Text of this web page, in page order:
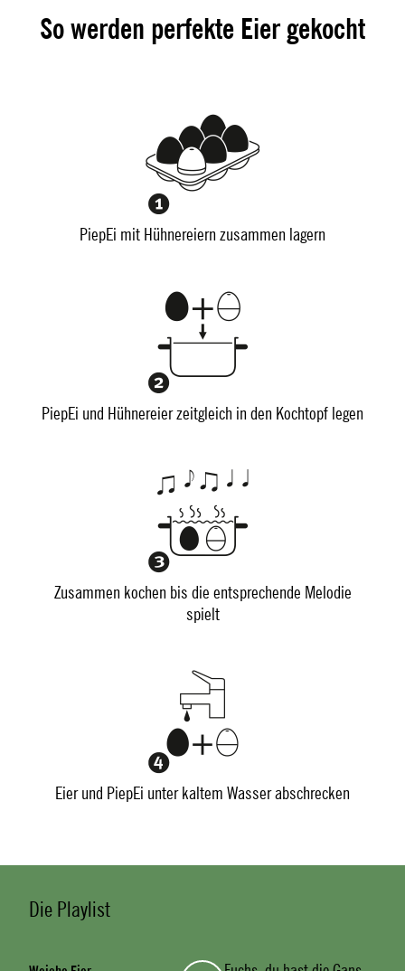
So werden perfekte Eier gekocht
PiepEi mit Hühnereiern zusammen lagern
PiepEi und Hühnereier zeitgleich in den Kochtopf legen
Zusammen kochen bis die entsprechende Melodie
spielt
Eier und PiepEi unter kaltem Wasser abschrecken
Die Playlist